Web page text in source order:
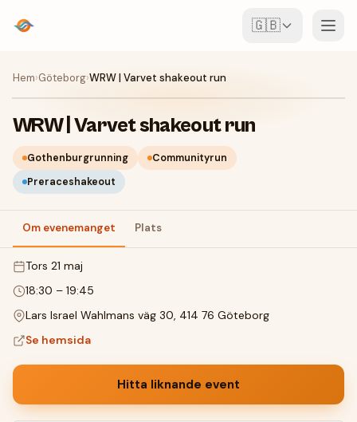
🇬🇧
Event
Karta
Ställen
För arrangörer
Hem›Göteborg›WRW | Varvet shakeout run
WRW | Varvet shakeout run
Gothenburgrunning
Communityrun
Preraceshakeout
Om evenemanget Plats
tors 21 maj
18:30 – 19:45
Lars Israel Wahlmans väg 30, 414 76 Göteborg
Se hemsida
Hitta liknande event